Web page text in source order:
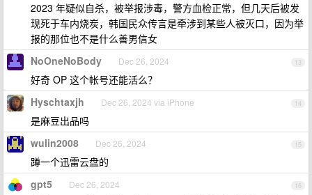
2023 年疑似自杀，被举报涉毒，警方血检正常，但几天后被发
现死于车内烧炭，韩国民众传言是牵涉到某些人被灭口，因为举
报的那位也不是什么善男信女
13
NoOneNoBody Dec 26, 2024
好奇 OP 这个帐号还能活么？
14
Hyschtaxjh Dec 26, 2024 via iPhone
是麻豆出品吗
15
wulin2008 Dec 26, 2024
蹲一个迅雷云盘的
16
gpt5 Dec 26, 2024